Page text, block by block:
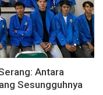
Antara
Sesungguhnya